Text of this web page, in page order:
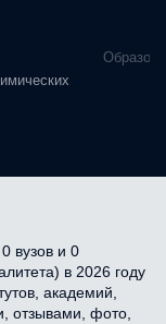
вузов и 0
в 2026 году
академий,
отзывами, фото,